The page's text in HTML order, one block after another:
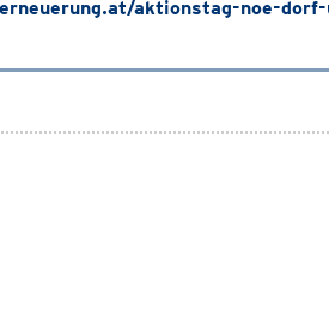
aktionstag-noe-